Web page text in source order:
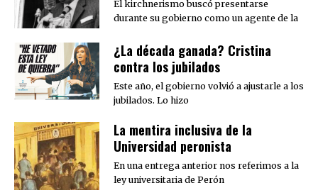
El kirchnerismo buscó presentarse
durante su gobierno como un agente de la
¿La década ganada? Cristina
contra los jubilados
Este año, el gobierno volvió a ajustarle a los
jubilados. Lo hizo
La mentira inclusiva de la
Universidad peronista
En una entrega anterior nos referimos a la
ley universitaria de Perón